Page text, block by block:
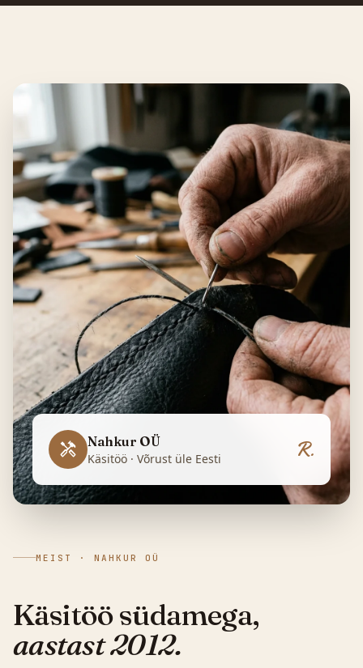
MEIST · NAHKUR OÜ
Käsitöö südamega,
aastast 2012.
handyman Nahkur OÜ
Käsitöö · Võrust üle Eesti R.